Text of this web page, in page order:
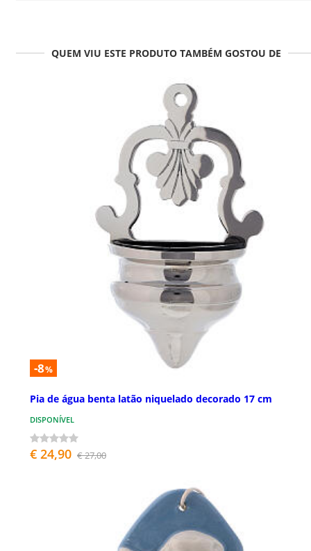
QUEM VIU ESTE PRODUTO TAMBÉM GOSTOU DE
-8%
Pia de água benta latão niquelado decorado 17 cm
DISPONÍVEL
€ 24,90 € 27,00